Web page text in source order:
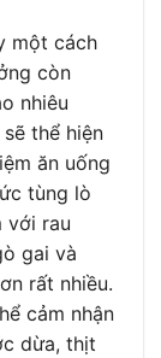
một cách
còn
nhiêu
thể hiện
ăn uống
tùng lò
với rau
gai và
rất nhiều.
cảm nhận
dừa, thịt